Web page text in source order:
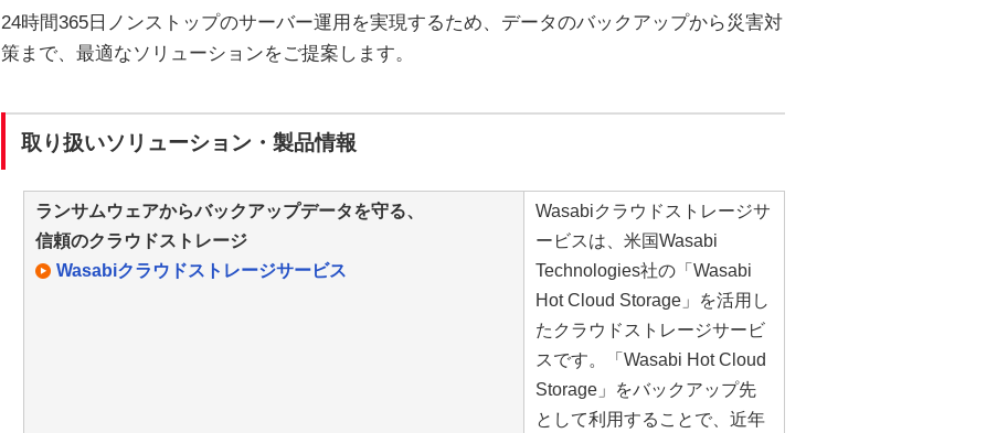
24時間365日ノンストップのサーバー運用を実現するため、データのバックアップから災害対
策まで、最適なソリューションをご提案します。
取り扱いソリューション・製品情報
ランサムウェアからバックアップデータを守る、
信頼のクラウドストレージ
Wasabiクラウドストレージサービス
Wasabiクラウドストレージサ
ービスは、米国Wasabi
Technologies社の「Wasabi
Hot Cloud Storage」を活用し
たクラウドストレージサービ
スです。「Wasabi Hot Cloud
Storage」をバックアップ先
として利用することで、近年